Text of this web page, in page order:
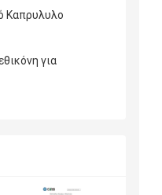
Καπρυλυλο
για